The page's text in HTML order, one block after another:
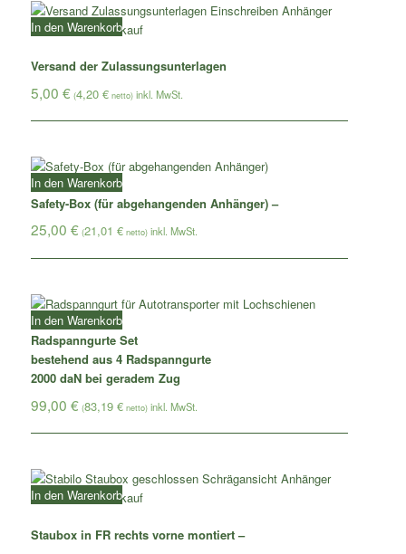
Versand der Zulassungsunterlagen
5,00€ (4,20€ netto)
In den Warenkorb
Safety-Box (für abgehangenden Anhänger) –
25,00€ (21,01€ netto)
In den Warenkorb
Radspanngurte Set
bestehend aus 4 Radspanngurte
2000 daN bei geradem Zug
99,00€ (83,19€ netto)
In den Warenkorb
Staubox in FR rechts vorne montiert –
In den Warenkorb